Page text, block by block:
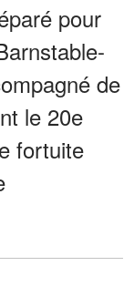
pour
de
le 20e
fortuite